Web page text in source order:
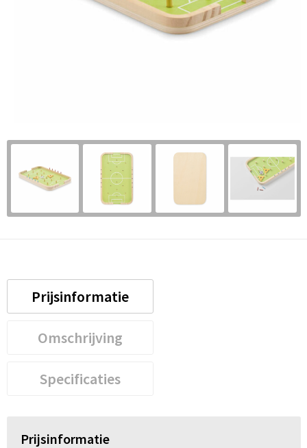
Prijsinformatie
Omschrijving
Specificaties
Prijsinformatie